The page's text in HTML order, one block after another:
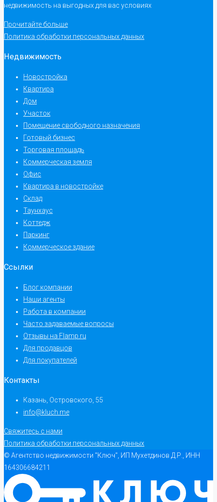
недвижимость на выгодных для вас условиях
Прочитайте больше
Политика обработки персональных данных
Недвижимость
Новостройка
Квартира
Дом
Участок
Помещение свободного назначения
Готовый бизнес
Торговая площадь
Коммерческая земля
Офис
Квартира в новостройке
Склад
Таунхаус
Коттедж
Паркинг
Коммерческое здание
Ссылки
Блог компании
Наши агенты
Работа в компании
Часто задаваемые вопросы
Отзывы на Flamp.ru
Для продавцов
Для покупателей
Контакты
Казань, Островского, 55
info@kluch.me
Свяжитесь с нами
Политика обработки персональных данных
© Агентство недвижимости "Ключ", ИП Мухетдинов Д.Р., ИНН
164306684211